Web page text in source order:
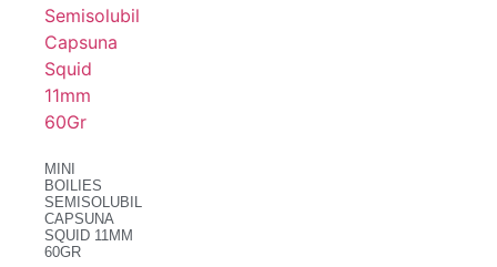
MINI
BOILIES
SEMISOLUBIL
CAPSUNA
SQUID 11MM
60GR